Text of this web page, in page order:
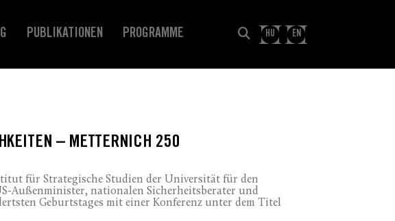
PUBLIKATIONEN PROGRAMME HU EN
– METTERNICH 250
für Strategische Studien der Universität für den
Außenminister, nationalen Sicherheitsberater und
Geburtstages mit einer Konferenz unter dem Titel